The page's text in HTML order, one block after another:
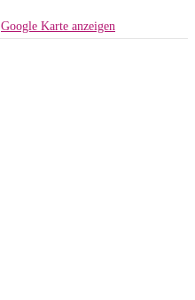
Google Karte anzeigen